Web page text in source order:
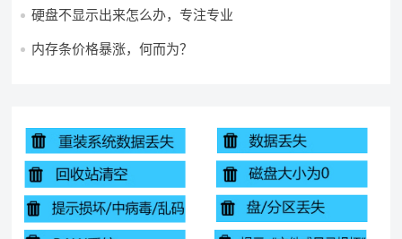
硬盘不显示出来怎么办，专注专业
内存条价格暴涨，何而为？